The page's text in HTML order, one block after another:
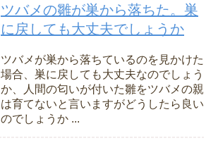
ツバメの雛が巣から落ちた。巣
に戻しても大丈夫でしょうか
ツバメが巣から落ちているのを見かけた
場合、巣に戻しても大丈夫なのでしょう
か、人間の匂いが付いた雛をツバメの親
は育てないと言いますがどうしたら良い
のでしょうか ...